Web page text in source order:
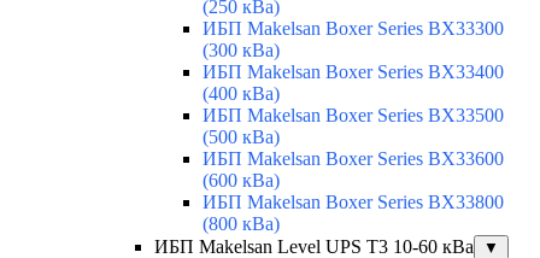
(250 кВа)
ИБП Makelsan Boxer Series BX33300
(300 кВа)
ИБП Makelsan Boxer Series BX33400
(400 кВа)
ИБП Makelsan Boxer Series BX33500
(500 кВа)
ИБП Makelsan Boxer Series BX33600
(600 кВа)
ИБП Makelsan Boxer Series BX33800
(800 кВа)
ИБП Makelsan Level UPS T3 10-60 кВа
▼